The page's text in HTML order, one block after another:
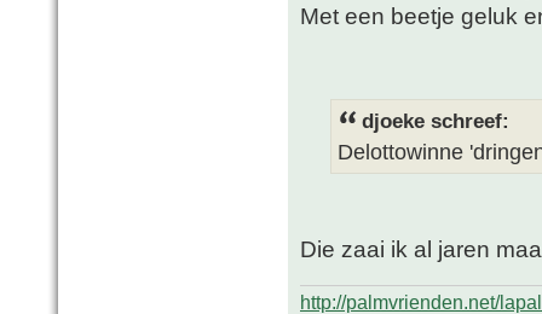
Met een beetje geluk
djoeke schreef:
Delottowinne
Die zaai ik al jaren
http://palmvrienden.net/